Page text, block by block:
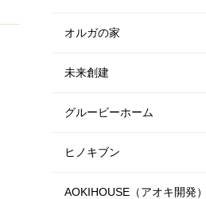
オルガの家
未来創建
グルービーホーム
ヒノキブン
AOKIHOUSE（アオキ開発）